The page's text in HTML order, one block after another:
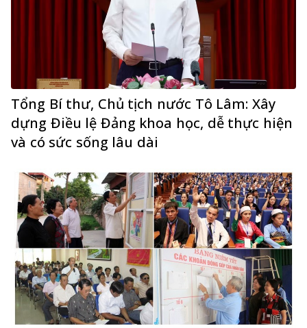
Tổng Bí thư, Chủ tịch nước Tô Lâm: Xây
dựng Điều lệ Đảng khoa học, dễ thực hiện
và có sức sống lâu dài